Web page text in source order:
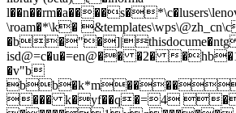
\roam�*\k�
isd@=c�u�=en@�� �2�
�v"b
��� k�yf��q�=4